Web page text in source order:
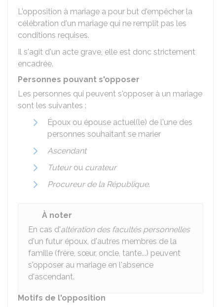
L'opposition à mariage a pour but d'empêcher la
célébration d'un mariage qui ne remplit pas les
conditions requises.
Il s'agit d'un acte grave, elle est donc strictement
encadrée.
Personnes pouvant s'opposer
Les personnes qui peuvent s'opposer à un mariage
sont les suivantes :
Époux ou épouse actuel(le) de l'une des
personnes souhaitant se marier
Ascendant
Tuteurou curateur
Procureur de la République.
À noter
En cas d'altération des facultés personnelles
d'un futur époux, d'autres membres de la
famille (frère, sœur, oncle, tante...) peuvent
s'opposer au mariage en l'absence
d'ascendant.
Motifs de l'opposition